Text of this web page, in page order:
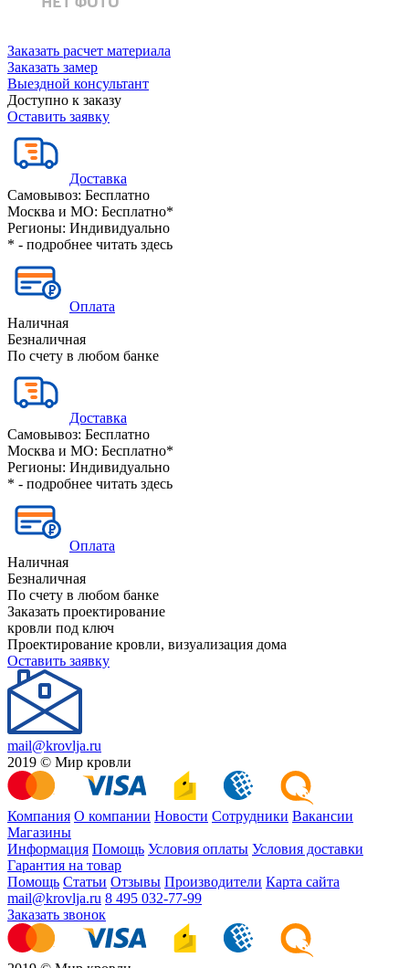
Заказать расчет материала
Заказать замер
Выездной консультант
Доступно к заказу
Оставить заявку
Доставка
Самовывоз: Бесплатно
Москва и МО: Бесплатно*
Регионы: Индивидуально
* - подробнее читать здесь
Оплата
Наличная
Безналичная
По счету в любом банке
Доставка
Самовывоз: Бесплатно
Москва и МО: Бесплатно*
Регионы: Индивидуально
* - подробнее читать здесь
Оплата
Наличная
Безналичная
По счету в любом банке
Заказать проектирование
кровли под ключ
Проектирование кровли, визуализация дома
Оставить заявку
mail@krovlja.ru
2019 © Мир кровли
Компания О компании Новости Сотрудники Вакансии
Магазины
Информация Помощь Условия оплаты Условия доставки
Гарантия на товар
Помощь Статьи Отзывы Производители Карта сайта
mail@krovlja.ru 8 495 032-77-99
Заказать звонок